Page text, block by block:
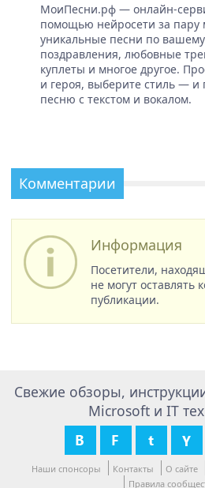
МоиПесни.рф — онлайн-
помощью нейросети за пару
уникальные песни по
поздравления, любовные
куплеты и многое другое.
и героя, выберите стиль — и
песню с текстом и вокалом.
Комментарии
Информация
Посетители,
не могут оставлять
публикации.
Свежие обзоры,
Microsoft и IT
Наши спонсоры Контакты О сайте
Правила